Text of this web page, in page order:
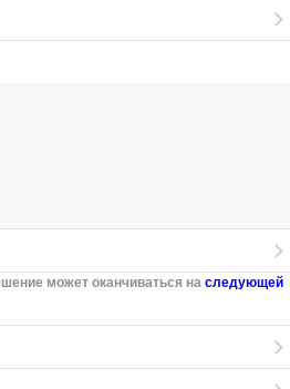
может оканчиваться наследующей